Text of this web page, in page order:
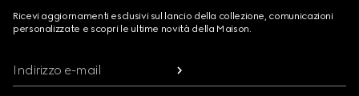
Ricevi aggiornamenti esclusivi sul lancio della collezione, comunicazioni
personalizzate e scopri le ultime novità della Maison.
Indirizzo e-mail